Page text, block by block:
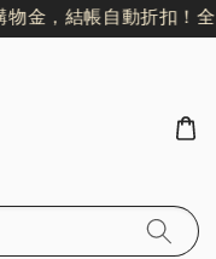
，結帳自動折扣！ 全